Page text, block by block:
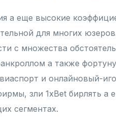
а еще высокие
для многих
с множества
а также
и онлайновый-
зли 1xBet бирлять
сегментах.